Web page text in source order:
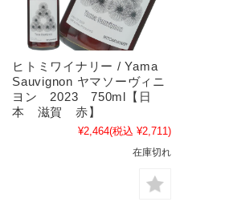
ヒトミワイナリー / Yama
Sauvignon ヤマソーヴィニ
ヨン 2023 750ml【日
本 滋賀 赤】
¥2,464(税込 ¥2,711)
在庫切れ